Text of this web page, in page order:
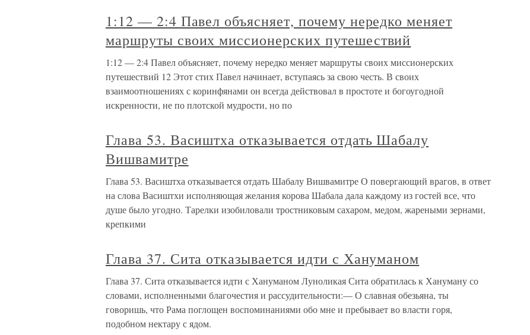
1:12 — 2:4 Павел объясняет, почему нередко меняет
маршруты своих миссионерских путешествий
1:12 — 2:4 Павел объясняет, почему нередко меняет маршруты своих миссионерских
путешествий 12 Этот стих Павел начинает, вступаясь за свою честь. В своих
взаимоотношениях с коринфянами он всегда действовал в простоте и богоугодной
искренности, не по плотской мудрости, но по
Глава 53. Васиштха отказывается отдать Шабалу
Вишвамитре
Глава 53. Васиштха отказывается отдать Шабалу Вишвамитре О повергающий врагов, в ответ
на слова Васиштхи исполняющая желания корова Шабала дала каждому из гостей все, что
душе было угодно. Тарелки изобиловали тростниковым сахаром, медом, жареными зернами,
крепкими
Глава 37. Сита отказывается идти с Хануманом
Глава 37. Сита отказывается идти с Хануманом Луноликая Сита обратилась к Хануману со
словами, исполненными благочестия и рассудительности:— О славная обезьяна, ты
говоришь, что Рама поглощен воспоминаниями обо мне и пребывает во власти горя,
подобном нектару с ядом.